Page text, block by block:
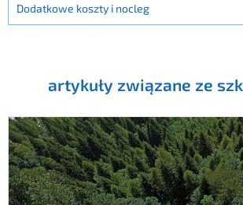
Dodatkowe koszty i nocleg
artykuły związane ze